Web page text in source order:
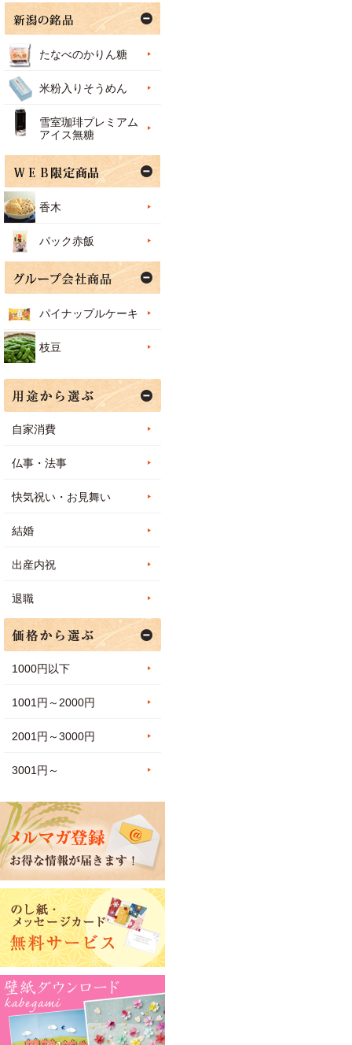
たなべのかりん糖
米粉入りそうめん
雪室珈琲プレミアム
アイス無糖
香木
パック赤飯
パイナップルケーキ
枝豆
自家消費
仏事・法事
快気祝い・お見舞い
結婚
出産内祝
退職
1000円以下
1001円～2000円
2001円～3000円
3001円～